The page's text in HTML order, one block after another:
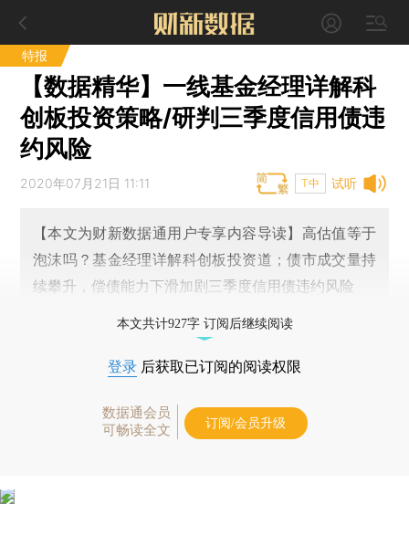
特报
【数据精华】一线基金经理详解科
创板投资策略/研判三季度信用债违
约风险
试听
2020年07月21日 11:11 T中
【本文为财新数据通用户专享内容导读】高估值等于
泡沫吗？基金经理详解科创板投资道；债市成交量持
续攀升，偿债能力下滑加剧三季度信用债违约风险
本文共计927字 订阅后继续阅读
登录 后获取已订阅的阅读权限
数据通会员
可畅读全文
订阅/会员升级